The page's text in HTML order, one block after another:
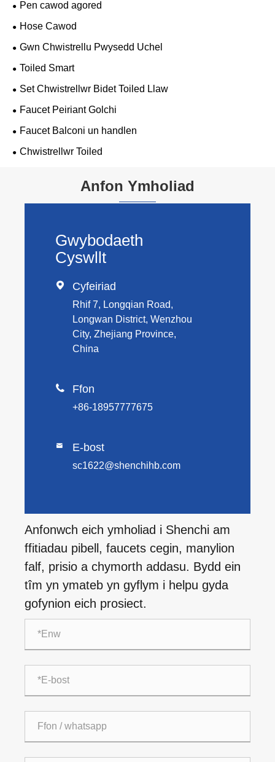
Pen cawod agored
Hose Cawod
Gwn Chwistrellu Pwysedd Uchel
Toiled Smart
Set Chwistrellwr Bidet Toiled Llaw
Faucet Peiriant Golchi
Faucet Balconi un handlen
Chwistrellwr Toiled
Anfon Ymholiad
Gwybodaeth
Cyswllt
 Cyfeiriad
Rhif 7, Longqian Road,
Longwan District, Wenzhou
City, Zhejiang Province,
China
 Ffon
+86-18957777675
 E-bost
sc1622@shenchihb.com
Anfonwch eich ymholiad i Shenchi am
ffitiadau pibell, faucets cegin, manylion
falf, prisio a chymorth addasu. Bydd ein
tîm yn ymateb yn gyflym i helpu gyda
gofynion eich prosiect.